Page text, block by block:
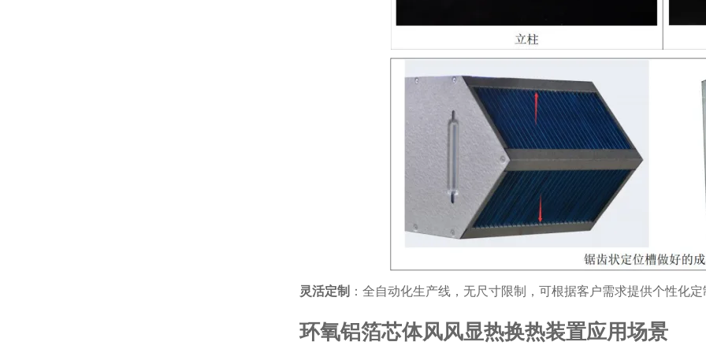
灵活定制 ：全自动化生产线，无尺寸限制，可根据客户需求提供个性化
环氧铝箔芯体风风显热换热装置应用场景